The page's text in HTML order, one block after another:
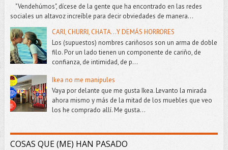
"Vendehúmos", dícese de la gente que ha encontrado en las redes
sociales un altavoz increíble para decir obviedades de manera...
CARI, CHURRI, CHATA...Y DEMÁS HORRORES
Los (supuestos) nombres cariñosos son un arma de doble
filo. Por un lado tienen un componente de cariño, de
confianza, de intimidad, de p...
Ikea no me manipules
Vaya por delante que me gusta Ikea. Levanto la mirada
ahora mismo y más de la mitad de los muebles que veo
los he comprado allí. Me gusta...
COSAS QUE (ME) HAN PASADO